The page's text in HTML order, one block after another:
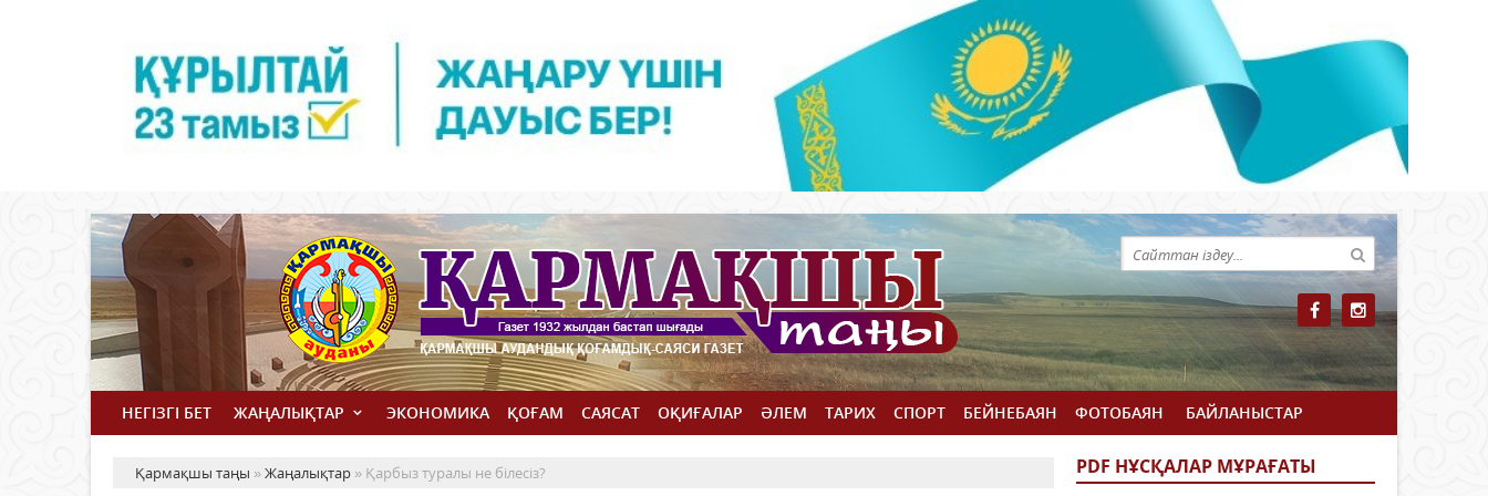
НЕГІЗГІ БЕТ ЖАҢАЛЫҚТАР ЭКОНОМИКА ҚОҒАМ САЯСАТ ОҚИҒАЛАР ӘЛЕМ ТАРИХ СПОРТ БЕЙНЕБАЯН ФОТОБАЯН БАЙЛАНЫСТАР
Қармақшы таңы »Жаңалықтар » Қарбыз туралы не білесіз? PDF НҰСҚАЛАР МҰРАҒАТЫ